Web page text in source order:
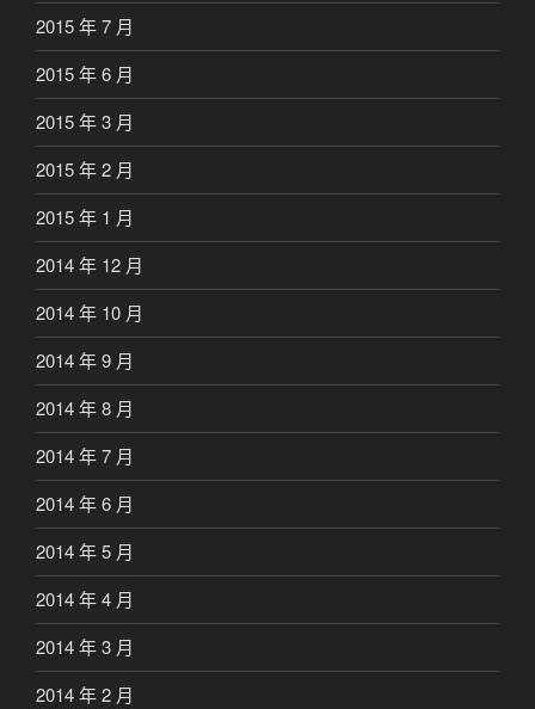
2015 年 7 月
2015 年 6 月
2015 年 3 月
2015 年 2 月
2015 年 1 月
2014 年 12 月
2014 年 10 月
2014 年 9 月
2014 年 8 月
2014 年 7 月
2014 年 6 月
2014 年 5 月
2014 年 4 月
2014 年 3 月
2014 年 2 月